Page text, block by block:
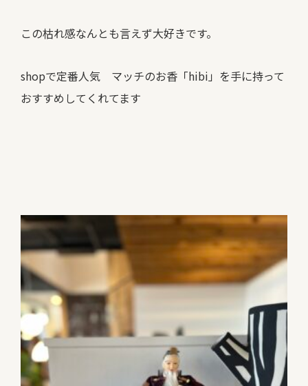
この枯れ感なんとも言えず大好きです。
shopで定番人気 マッチのお香「hibi」を手に持って
おすすめしてくれてます